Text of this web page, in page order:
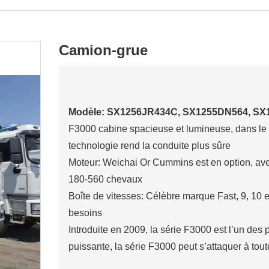
Camion-grue
Modèle: SX1256JR434C, SX1255DN564,
F3000 cabine spacieuse et lumineuse, dans
technologie rend la conduite plus sûre
Moteur: Weichai Or Cummins est en option,
180-560 chevaux
Boîte de vitesses: Célèbre marque Fast, 9, 10
besoins
Introduite en 2009, la série F3000 est l’un
puissante, la série F3000 peut s’attaquer à